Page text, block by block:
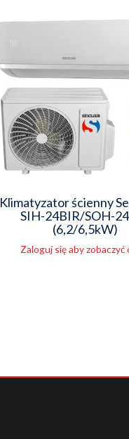
Klimatyzator ścienny
SIH-24BIR/SOH-
(6,2/6,5kW)
Zaloguj się aby zobaczyć